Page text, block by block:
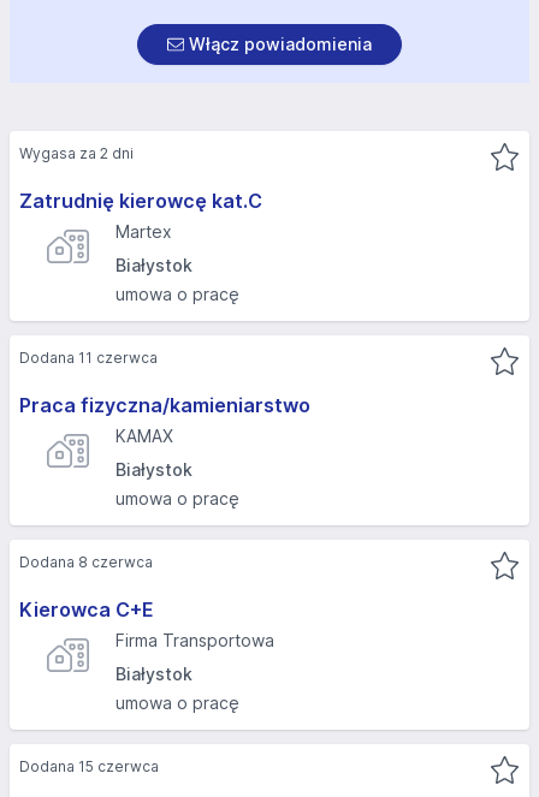
Włącz powiadomienia
Zatrudnię kierowcę kat.C
Martex
Białystok
umowa o pracę
Wygasa za 2 dni
Praca fizyczna/kamieniarstwo
KAMAX
Białystok
umowa o pracę
Dodana 11 czerwca
Kierowca C+E
Firma Transportowa
Białystok
umowa o pracę
Dodana 8 czerwca
Dodana 15 czerwca